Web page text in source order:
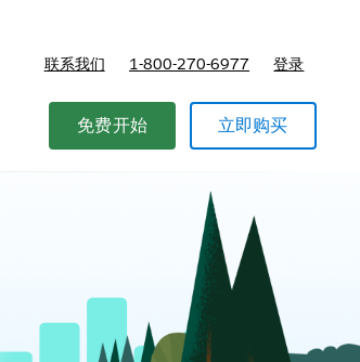
联系我们 1-800-270-6977 登录
免费开始 立即购买